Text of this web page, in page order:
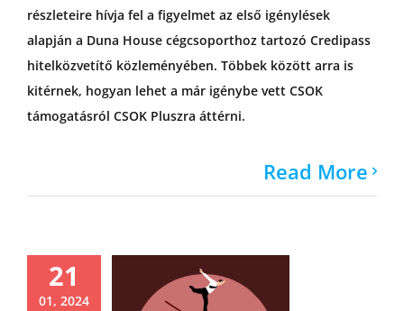
részleteire hívja fel a figyelmet az első igénylések
alapján a Duna House cégcsoporthoz tartozó Credipass
hitelközvetítő közleményében. Többek között arra is
kitérnek, hogyan lehet a már igénybe vett CSOK
támogatásról CSOK Pluszra áttérni.
Read More
21
01, 2024